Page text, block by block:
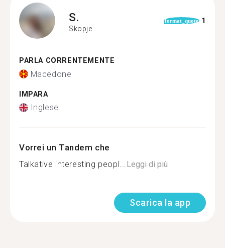
S.
Skopje
format_quote 1
PARLA CORRENTEMENTE
Macedone
IMPARA
Inglese
Vorrei un Tandem che
Talkative interesting peopl...Leggi di più
Scarica la app